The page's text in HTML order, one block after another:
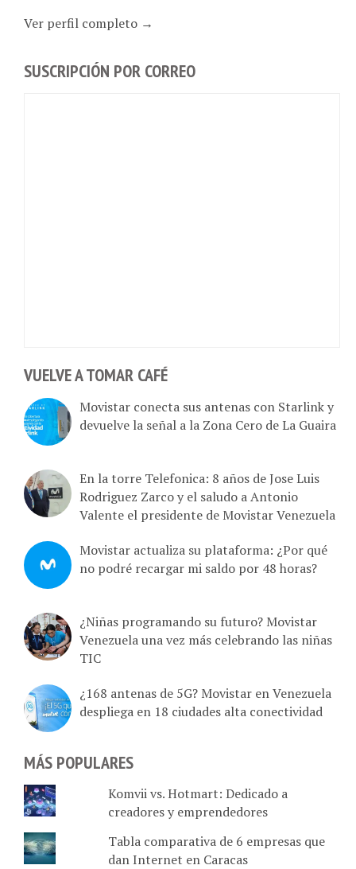
Ver perfil completo →
SUSCRIPCIÓN POR CORREO
VUELVE A TOMAR CAFÉ
Movistar conecta sus antenas con Starlink y
devuelve la señal a la Zona Cero de La Guaira
En la torre Telefonica: 8 años de Jose Luis
Rodriguez Zarco y el saludo a Antonio
Valente el presidente de Movistar Venezuela
Movistar actualiza su plataforma: ¿Por qué
no podré recargar mi saldo por 48 horas?
¿Niñas programando su futuro? Movistar
Venezuela una vez más celebrando las niñas
TIC
¿168 antenas de 5G? Movistar en Venezuela
despliega en 18 ciudades alta conectividad
MÁS POPULARES
Komvii vs. Hotmart: Dedicado a
creadores y emprendedores
Tabla comparativa de 6 empresas que
dan Internet en Caracas